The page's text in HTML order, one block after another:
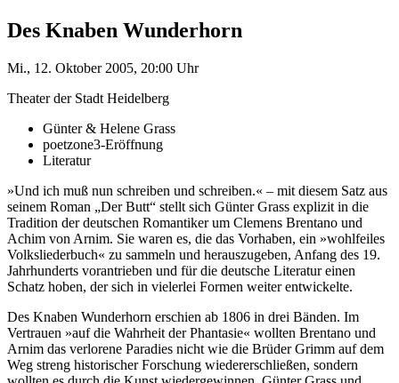
Des Knaben Wunderhorn
Mi., 12. Oktober 2005, 20:00 Uhr
Theater der Stadt Heidelberg
Günter & Helene Grass
poetzone3-Eröffnung
Literatur
»Und ich muß nun schreiben und schreiben.« – mit diesem Satz aus
seinem Roman „Der Butt“ stellt sich Günter Grass explizit in die
Tradition der deutschen Romantiker um Clemens Brentano und
Achim von Arnim. Sie waren es, die das Vorhaben, ein »wohlfeiles
Volksliederbuch« zu sammeln und herauszugeben, Anfang des 19.
Jahrhunderts vorantrieben und für die deutsche Literatur einen
Schatz hoben, der sich in vielerlei Formen weiter entwickelte.
Des Knaben Wunderhorn erschien ab 1806 in drei Bänden. Im
Vertrauen »auf die Wahrheit der Phantasie« wollten Brentano und
Arnim das verlorene Paradies nicht wie die Brüder Grimm auf dem
Weg streng historischer Forschung wiedererschließen, sondern